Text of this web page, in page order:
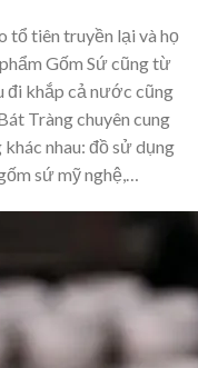
tổ tiên truyền lại và họ
Gốm Sứ cũng từ
đi khắp cả nước cũng
Tràng chuyên cung
nhau: đồ sử dụng
sứ mỹ nghệ,…